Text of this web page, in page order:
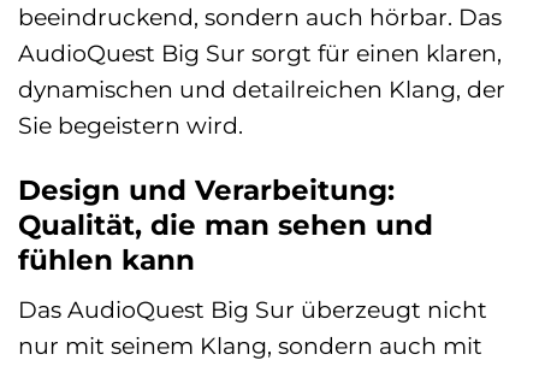
beeindruckend, sondern auch hörbar. Das
AudioQuest Big Sur sorgt für einen klaren,
dynamischen und detailreichen Klang, der
Sie begeistern wird.
Design und Verarbeitung:
Qualität, die man sehen und
fühlen kann
Das AudioQuest Big Sur überzeugt nicht
nur mit seinem Klang, sondern auch mit